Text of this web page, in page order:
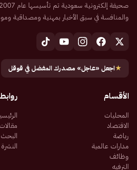
والمنافسة في سبق الأخبار بمهنية ومصداقية
★اجعل «عاجل» مصدرك المفضل في قوقل
الأقسام
المحليات
الاقتصاد
رياضة
مدارات عالمية
وظائف
الترفيه
البحث
النشرة